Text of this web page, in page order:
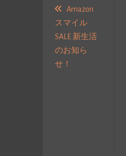
Amazon
スマイル
SALE 新生活
のお知ら
せ！